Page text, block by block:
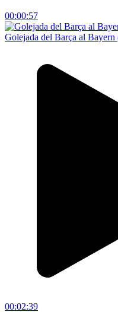
00:00:57
Golejada del Barça al
00:02:39